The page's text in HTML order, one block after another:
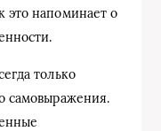
это напоминает о
только
самовыражения.